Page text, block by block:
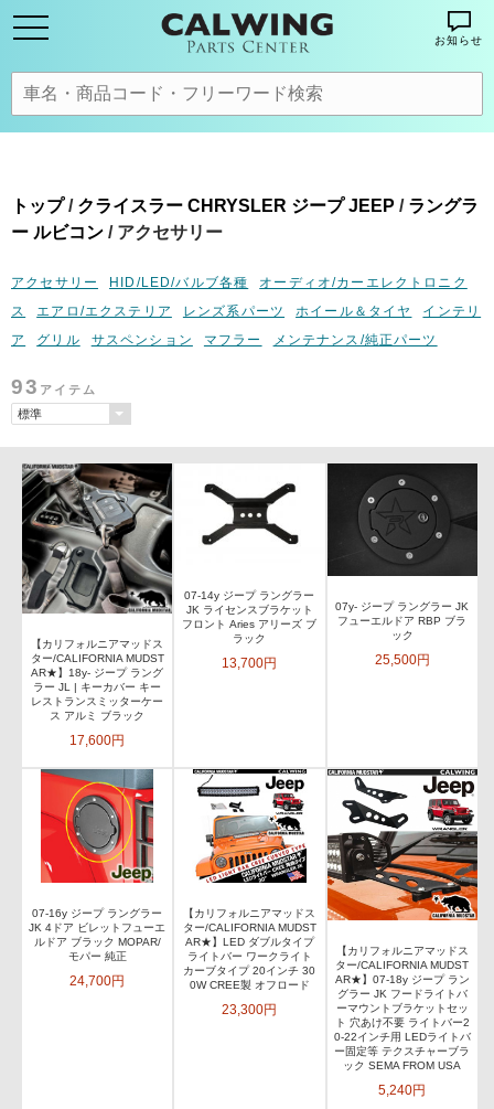
お知らせ
トップ/ クライスラー CHRYSLER ジープ JEEP / ラングラ
ー ルビコン / アクセサリー
アクセサリー HID/LED/バルブ各種
オーディオ/カーエレクトロニク
ス
エアロ/エクステリア レンズ系パーツ ホイール＆タイヤ
インテリ
ア
グリル サスペンション マフラー メンテナンス/純正パーツ
93 アイテム
【カリフォルニアマッドス
ター/CALIFORNIA MUDST
AR★】18y- ジープ ラング
ラー JL | キーカバー キー
レストランスミッターケー
ス アルミ ブラック
17,600円
07-14y ジープ ラングラー
JK ライセンスブラケット
フロント Aries アリーズ ブ
ラック
13,700円
07y- ジープ ラングラー JK
フューエルドア RBP ブラ
ック
25,500円
07-16y ジープ ラングラー
JK 4ドア ビレットフューエ
ルドア ブラック MOPAR/
モパー 純正
24,700円
【カリフォルニアマッドス
ター/CALIFORNIA MUDST
AR★】LED ダブルタイプ
ライトバー ワークライト
カーブタイプ 20インチ 30
0W CREE製 オフロード
23,300円
【カリフォルニアマッドス
ター/CALIFORNIA MUDST
AR★】07-18y ジープ ラン
グラー JK フードライトバ
ーマウントブラケットセッ
ト 穴あけ不要 ライトバー2
0-22インチ用 LEDライトバ
ー固定等 テクスチャーブラ
ック SEMA FROM USA
5,240円